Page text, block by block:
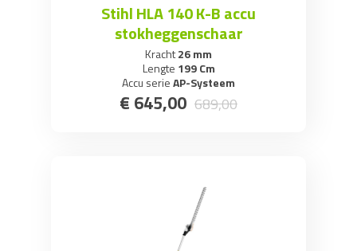
Stihl HLA 140 K-B accu
stokheggenschaar
Kracht26 mm
Lengte 199 Cm
Accu serieAP-Systeem
€ 645,00 689,00